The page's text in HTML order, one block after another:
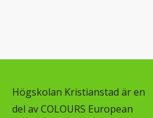
Högskolan Kristianstad är en
del av COLOURS European